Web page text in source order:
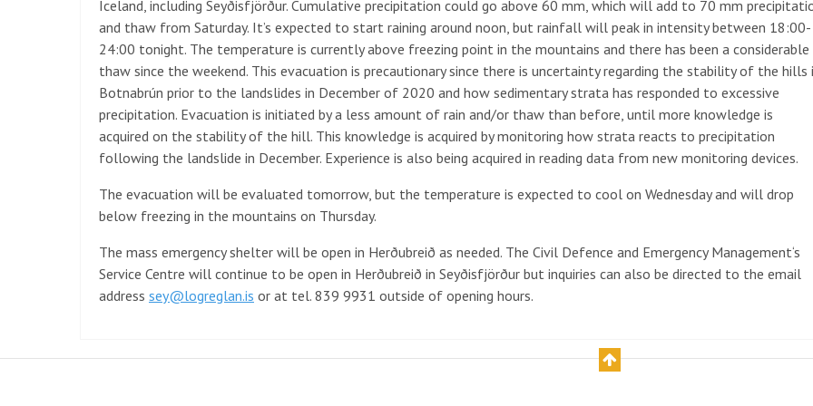
Iceland, including Seyðisfjörður. Cumulative precipitation could go above 60 mm, which will add to 70 mm
and thaw from Saturday. It’s expected to start raining around noon, but rainfall will peak in intensity between 18:00-
24:00 tonight. The temperature is currently above freezing point in the mountains and there has been a considerable
thaw since the weekend. This evacuation is precautionary since there is uncertainty regarding the stability of the hills
Botnabrún prior to the landslides in December of 2020 and how sedimentary strata has responded to excessive
precipitation. Evacuation is initiated by a less amount of rain and/or thaw than before, until more knowledge is
acquired on the stability of the hill. This knowledge is acquired by monitoring how strata reacts to precipitation
following the landslide in December. Experience is also being acquired in reading data from new monitoring devices.
The evacuation will be evaluated tomorrow, but the temperature is expected to cool on Wednesday and will drop
below freezing in the mountains on Thursday.
The mass emergency shelter will be open in Herðubreið as needed. The Civil Defence and Emergency Management‘s
Service Centre will continue to be open in Herðubreið in Seyðisfjörður but inquiries can also be directed to the email
address sey@logreglan.is or at tel. 839 9931 outside of opening hours.